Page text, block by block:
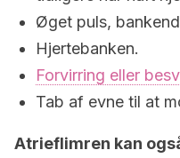
Øget puls,
Hjertebanken.
Forvirring eller
Tab af evne til at
Atrieflimren kan